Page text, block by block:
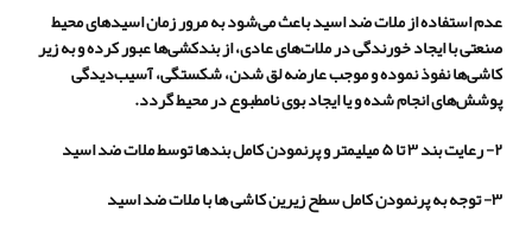
عدم استفاده از ملات ضد اسید باعث می‌شود به مرور زمان اسیدهای محیط
صنعتی با ایجاد خورندگی در ملات‌های عادی، از بندکشی‌ها عبور کرده و به زیر
کاشی‌ها نفوذ نموده و موجب عارضه لق شدن، شکستگی، آسیب‌دیدگی
پوششهای انجام شده و یا ایجاد بوی نامطبوع در محیط گردد.
۲- رعایت بند ۳ تا ۵ میلیمتر و پرنمودن کامل بندها توسط ملات ضد اسید
۳- توجه به پرنمودن کامل سطح زیرین کاشی ها با ملات ضد اسید